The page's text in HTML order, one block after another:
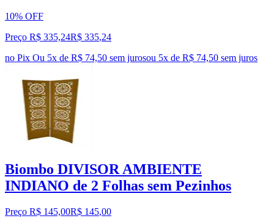
10% OFF
Preço R$ 335,24R$ 335,24
no Pix Ou 5x de R$ 74,50 sem jurosou 5x de R$ 74,50 sem juros
Biombo DIVISOR AMBIENTE
INDIANO de 2 Folhas sem Pezinhos
Preço R$ 145,00R$ 145,00